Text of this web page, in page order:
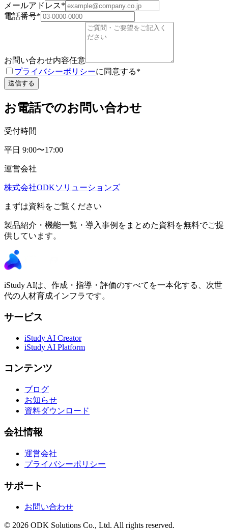
メールアドレス*
電話番号*
お問い合わせ内容任意
プライバシーポリシーに同意する*
送信する
お電話でのお問い合わせ
受付時間
平日 9:00〜17:00
運営会社
株式会社ODKソリューションズ
まずは資料をご覧ください
製品紹介・機能一覧・導入事例をまとめた資料を無料でご提
供しています。
iStudy AIは、作成・指導・評価のすべてを一本化する、次世
代の人材育成インフラです。
サービス
iStudy AI Creator
iStudy AI Platform
コンテンツ
ブログ
お知らせ
資料ダウンロード
会社情報
運営会社
プライバシーポリシー
サポート
お問い合わせ
© 2026 ODK Solutions Co., Ltd. All rights reserved.